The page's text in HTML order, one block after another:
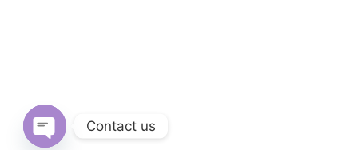
Contact us